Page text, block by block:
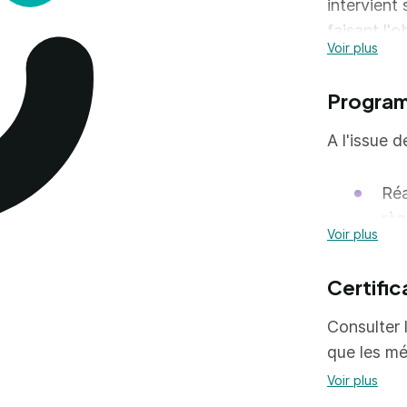
intervient
faisant
Il
de pose.
et de
Voir plus
A l'issue
Voir plus
Consulter
que les
Voir plus